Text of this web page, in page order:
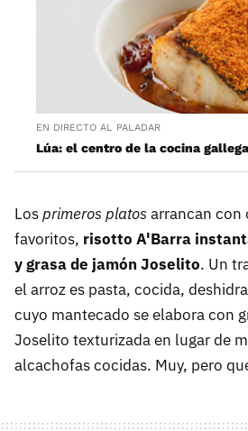
EN DIRECTO AL PALADAR
Lúa: el centro de la cocina
Losprimeros platosarrancan con
favoritos, risotto A'Barra
y grasa de jamón Joselito. Un
el arroz es pasta, cocida,
cuyo mantecado se elabora con
Joselito texturizada en lugar de
alcachofas cocidas. Muy, pero